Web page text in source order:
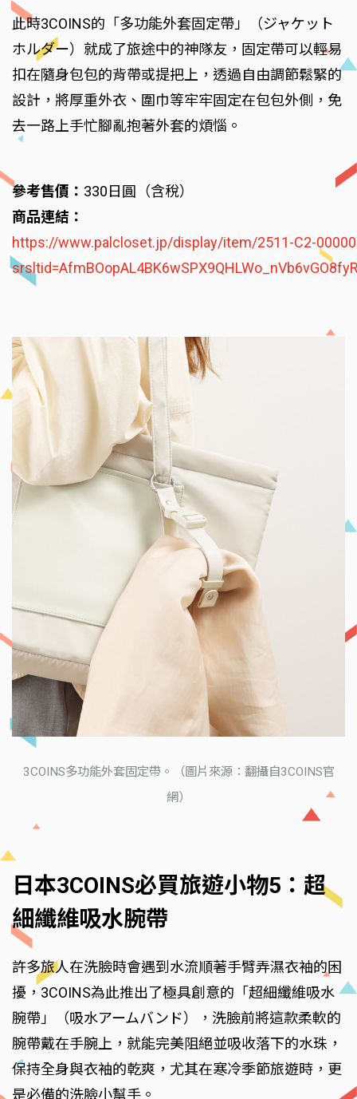
此時3COINS的「多功能外套固定帶」（ジャケット
ホルダー）就成了旅途中的神隊友，固定帶可以輕易
扣在隨身包包的背帶或提把上，透過自由調節鬆緊的
設計，將厚重外衣、圍巾等牢牢固定在包包外側，免
去一路上手忙腳亂抱著外套的煩惱。
參考售價： 330日圓（含稅）
商品連結：
https://www.palcloset.jp/display/item/2511-C2-
3COINS多功能外套固定帶。（圖片來源：翻攝自3COINS官
網）
日本3COINS必買旅遊小物5：超
細纖維吸水腕帶
許多旅人在洗臉時會遇到水流順著手臂弄濕衣袖的困
擾，3COINS為此推出了極具創意的「超細纖維吸水
腕帶」（吸水アームバンド），洗臉前將這款柔軟的
腕帶戴在手腕上，就能完美阻絕並吸收落下的水珠，
保持全身與衣袖的乾爽，尤其在寒冷季節旅遊時，更
是必備的洗臉小幫手。